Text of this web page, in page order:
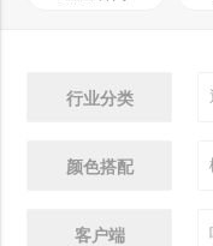
行业分类
颜色搭配
客户端